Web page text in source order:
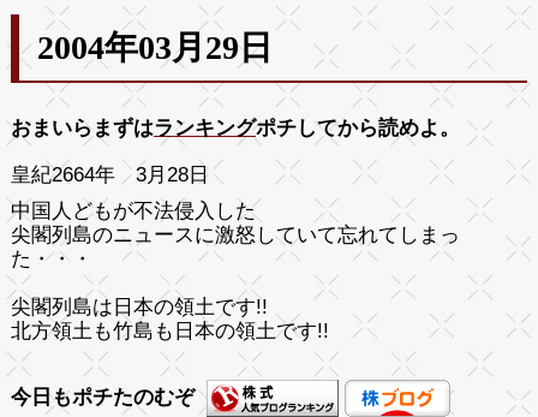
2004年03月29日
おまいらまずはランキングポチしてから読めよ。
皇紀2664年 3月28日
中国人どもが不法侵入した
尖閣列島のニュースに激怒していて忘れてしまっ
た・・・
尖閣列島は日本の領土です!!
北方領土も竹島も日本の領土です!!
今日もポチたのむぞ